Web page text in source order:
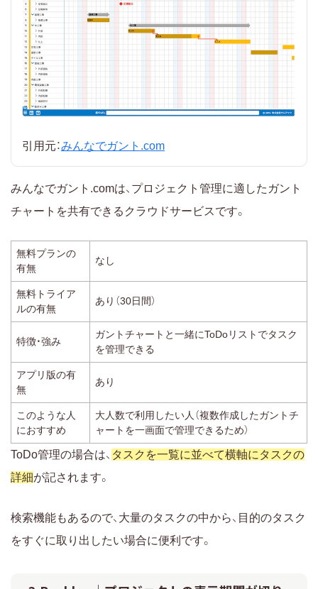
引用元：みんなでガント.com
みんなでガント.comは、プロジェクト管理に適したガント
チャートを共有できるクラウドサービスです。
無料プランの
有無
なし
無料トライア
ルの有無
あり（30日間）
特徴・強み
ガントチャートと一緒にToDoリストでタスク
を管理できる
アプリ版の有
無
あり
このような人
におすすめ
大人数で利用したい人（複数作成したガントチ
ャートを一画面で管理できるため）
ToDo管理の場合は、 タスクを一覧に並べて横軸にタスクの
詳細が記されます。
検索機能もあるので、大量のタスクの中から、目的のタスク
をすぐに取り出したい場合に便利です。